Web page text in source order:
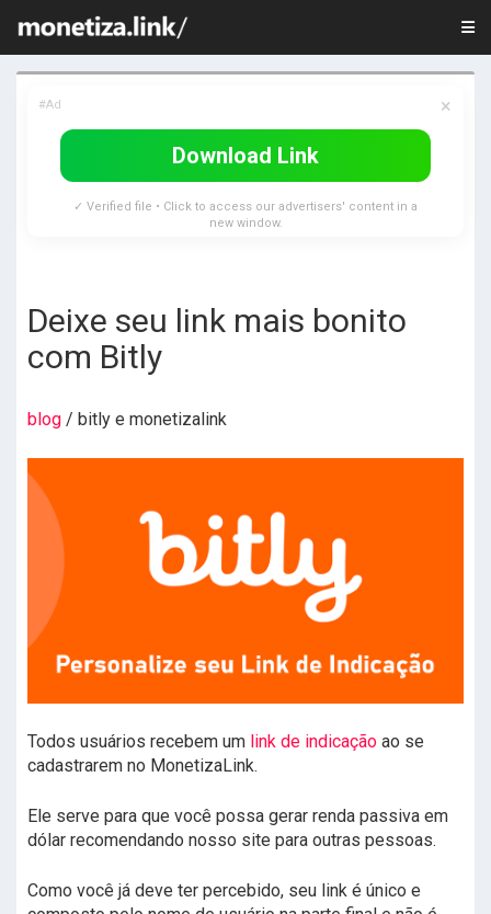
#Ad ×
Download Link
✓ Verified file • Click to access our advertisers' content in a
new window.
Deixe seu link mais bonito
com Bitly
blog / bitly e monetizalink
Todos usuários recebem um link de indicação ao se
cadastrarem no MonetizaLink.
Ele serve para que você possa gerar renda passiva em
dólar recomendando nosso site para outras pessoas.
Como você já deve ter percebido, seu link é único e